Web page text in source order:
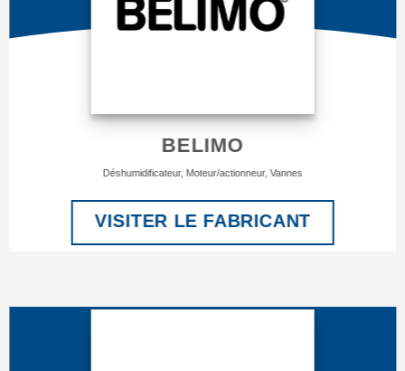
BELIMO
Déshumidificateur, Moteur/actionneur, Vannes
VISITER LE FABRICANT